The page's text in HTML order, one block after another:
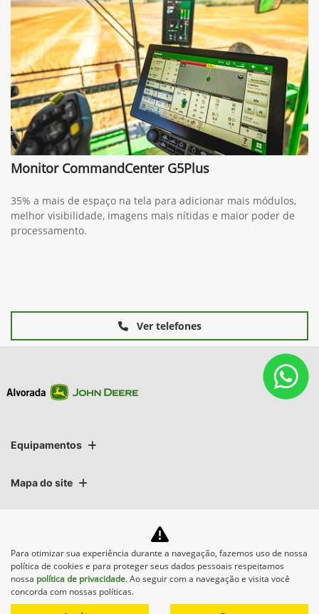
Monitor CommandCenter G5Plus
35% a mais de espaço na tela para adicionar mais módulos,
melhor visibilidade, imagens mais nítidas e maior poder de
processamento.
Ver telefones
Equipamentos
Mapa do site
Alvorada Sistemas Agrícolas Ltda.
CNPJ: 89.122.972/0015-68
Para otimizar sua experiência durante a navegação, fazemos uso de nossa
política de cookies e para proteger seus dados pessoais respeitamos
nossa política de privacidade. Ao seguir com a navegação e visita você
concorda com nossas políticas.